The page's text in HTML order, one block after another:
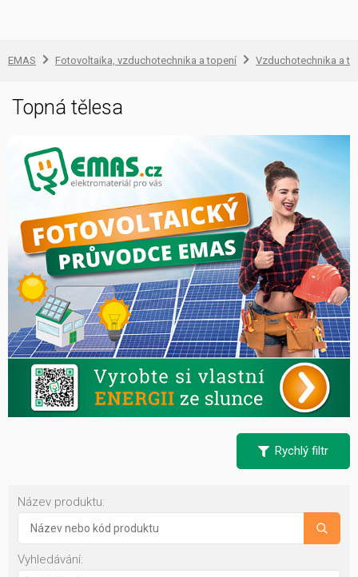
EMAS Fotovoltaika, vzduchotechnika a topení Vzduchotechnika a
Topná tělesa
Rychlý filtr
Název produktu:
Vyhledávání: